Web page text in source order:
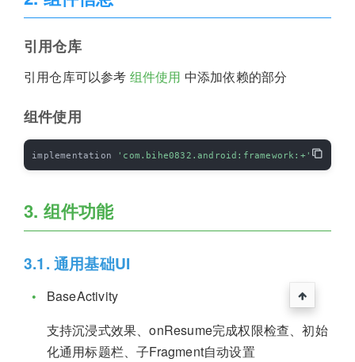
引用仓库
引用仓库可以参考 组件使用 中添加依赖的部分
组件使用
implementation 'com.bihe0832.android:framework:+'
3. 组件功能
3.1. 通用基础UI
BaseActivity
支持沉浸式效果、onResume完成权限检查、初始
化通用标题栏、子Fragment自动设置